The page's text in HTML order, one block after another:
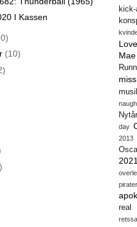
I Kassen
(10)
Nytår
day
2013
pirater
real